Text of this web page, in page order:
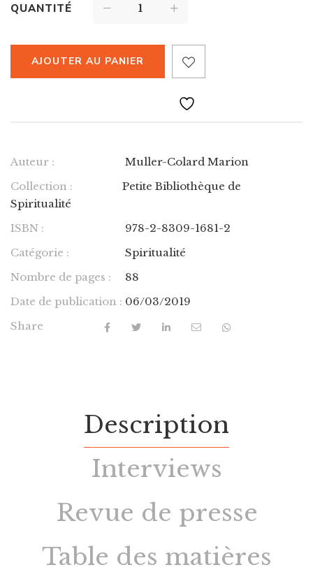
QUANTITÉ
AJOUTER AU PANIER
Auteur :
Muller-Colard Marion
Collection :
Petite Bibliothèque de
Spiritualité
ISBN :
978-2-8309-1681-2
Catégorie :
Spiritualité
Nombre de pages :
88
Date de publication : 06/03/2019
Share
Description
Interviews
Revue de presse
Table des matières